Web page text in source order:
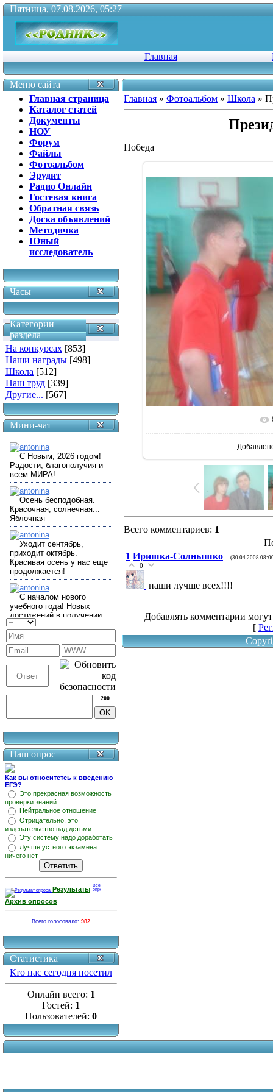
Пятница, 07.08.2026, 05:27
Главная
Меню сайта
Главная страница
Каталог статей
Документы
НОУ
Форум
Файлы
Фотоальбом
Эрудит
Радио Онлайн
Гостевая книга
Обратная связь
Доска объявлений
Методичка
Юный
исследователь
Часы
Категории
раздела
На конкурсах [853]
Наши награды [498]
Школа [512]
Наш труд [339]
Другие... [567]
Мини-чат
200
Наш опрос
Как вы относитетсь к введению
ЕГЭ?
Это прекрасная возможность
проверки знаний
Нейтральное отношение
Отрицательно, это
издевательство над детьми
Эту систему надо доработать
Лучше устного экзамена
ничего нет
Результаты
Архив опросов
Всего голосовало: 982
Статистика
Кто нас сегодня посетил
Онлайн всего: 1
Гостей: 1
Пользователей: 0
Главная » Фотоальбом » Школа »
Победа
В
Всего комментариев: 1
1 Иришка-Солнышко (30.04.2008
0
наши лучше всех!!!!
Добавлять комментарии
[